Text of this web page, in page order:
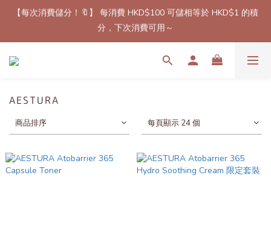
【最新免郵優惠！🚚】滿$800（折扣後總額）包順豐站或櫃自取
郵費！（只限香港地區）
【每次消費儲分！🔖】 每消費 HKD$100 可儲相等於 HKD$1 的積
分，下次消費可用～
天內到港！✈️（除了個別官方特定發貨時間產品）
AESTURA
商品排序 每頁顯示 24 個